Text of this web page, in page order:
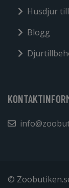
Husdjur
Blogg
©